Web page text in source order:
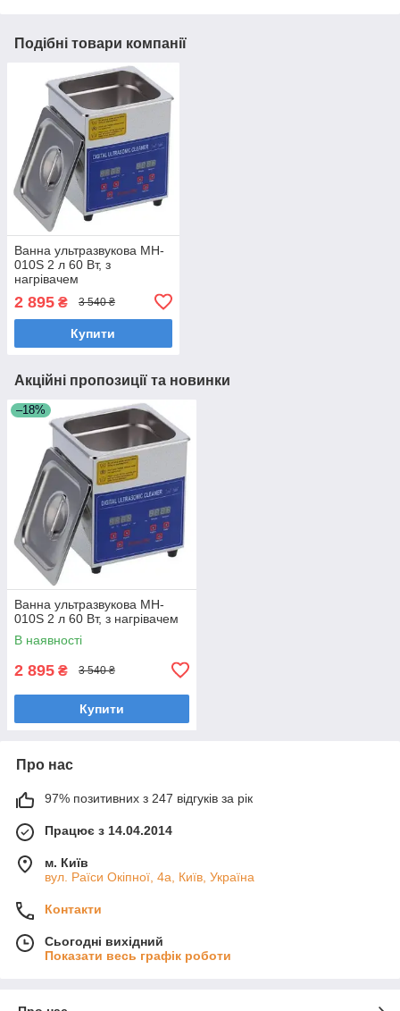
Подібні товари компанії
Ванна ультразвукова MH-
010S 2 л 60 Вт, з
нагрівачем
2 895 ₴ 3 540 ₴
Купити
Акційні пропозиції та новинки
–18%
Ванна ультразвукова MH-
010S 2 л 60 Вт, з нагрівачем
В наявності
2 895 ₴ 3 540 ₴
Купити
Про нас
97% позитивних з 247 відгуків за рік
Працює з 14.04.2014
м. Київ
вул. Раїси Окіпної, 4а, Київ, Україна
Контакти
Сьогодні вихідний
Показати весь графік роботи